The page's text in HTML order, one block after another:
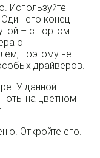
Используйте
его конец
– с портом
он
поэтому не
драйверов.
У данной
на цветном
Откройте его.